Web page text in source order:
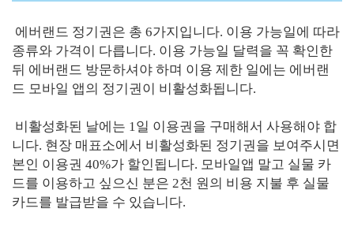
에버랜드 정기권은 총 6가지입니다. 이용 가능일에 따라
종류와 가격이 다릅니다. 이용 가능일 달력을 꼭 확인한
뒤 에버랜드 방문하셔야 하며 이용 제한 일에는 에버랜
드 모바일 앱의 정기권이 비활성화됩니다.
비활성화된 날에는 1일 이용권을 구매해서 사용해야 합
니다. 현장 매표소에서 비활성화된 정기권을 보여주시면
본인 이용권 40%가 할인됩니다. 모바일앱 말고 실물 카
드를 이용하고 싶으신 분은 2천 원의 비용 지불 후 실물
카드를 발급받을 수 있습니다.